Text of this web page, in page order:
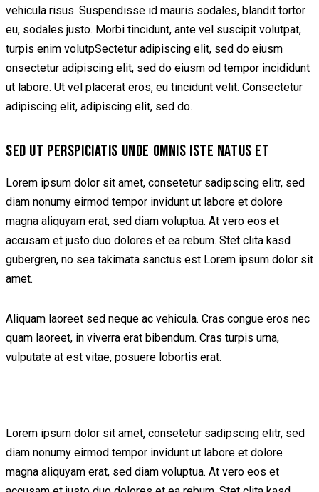
vehicula risus. Suspendisse id mauris sodales, blandit tortor
eu, sodales justo. Morbi tincidunt, ante vel suscipit volutpat,
turpis enim volutpSectetur adipiscing elit, sed do eiusm
onsectetur adipiscing elit, sed do eiusm od tempor incididunt
ut labore. Ut vel placerat eros, eu tincidunt velit. Consectetur
adipiscing elit, adipiscing elit, sed do.
SED UT PERSPICIATIS UNDE OMNIS ISTE NATUS ET
Lorem ipsum dolor sit amet, consetetur sadipscing elitr, sed
diam nonumy eirmod tempor invidunt ut labore et dolore
magna aliquyam erat, sed diam voluptua. At vero eos et
accusam et justo duo dolores et ea rebum. Stet clita kasd
gubergren, no sea takimata sanctus est Lorem ipsum dolor sit
amet.
Aliquam laoreet sed neque ac vehicula. Cras congue eros nec
quam laoreet, in viverra erat bibendum. Cras turpis urna,
vulputate at est vitae, posuere lobortis erat.
Lorem ipsum dolor sit amet, consetetur sadipscing elitr, sed
diam nonumy eirmod tempor invidunt ut labore et dolore
magna aliquyam erat, sed diam voluptua. At vero eos et